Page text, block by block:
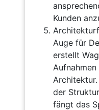
Kunden
Auge für
erstellt
der
fängt das